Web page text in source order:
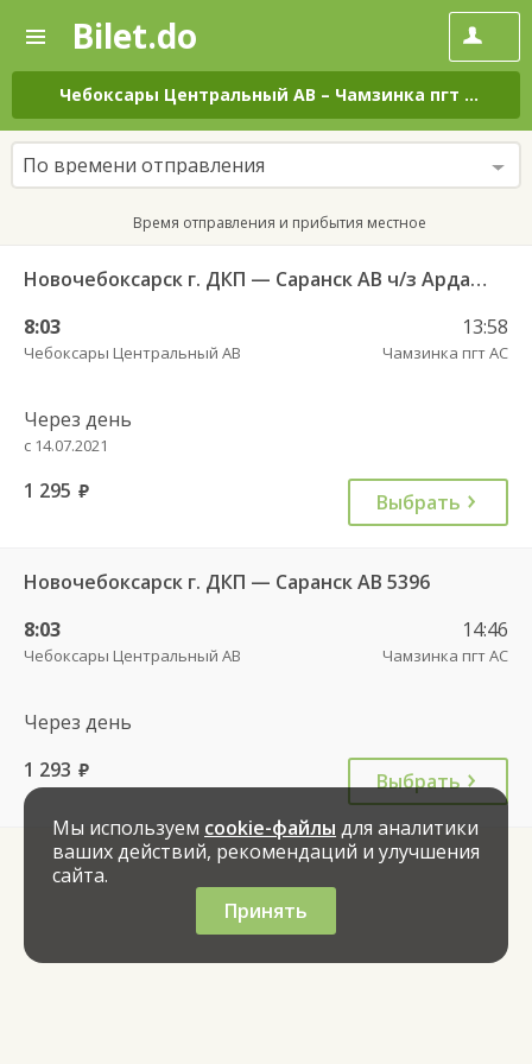
—
Поиск
и
покупка
билетов
на
автобус
онлайн
Bilet.do
Чебоксары Центральный АВ – Чамзинка пгт АС
По времени отправления
Время отправления и прибытия местное
Новочебоксарск г. ДКП — Саранск АВ ч/з Ардатов 2190
8:03
Чебоксары Центральный АВ
13:58
Чамзинка пгт АС
Через день
с 14.07.2021
1 295 руб. Выбрать
Новочебоксарск г. ДКП — Саранск АВ 5396
8:03
Чебоксары Центральный АВ
14:46
Чамзинка пгт АС
Через день
1 293 руб.
Выбрать
Мы используем cookie-файлы для аналитики
ваших действий, рекомендаций и улучшения
сайта.
Принять